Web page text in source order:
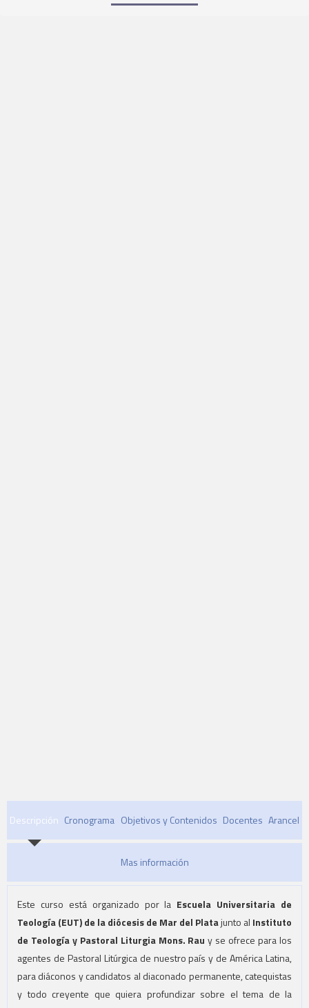
Descripción Cronograma Objetivos y Contenidos Docentes Arancel
Mas información
Este curso está organizado por la Escuela Universitaria de
Teología (EUT) de la diócesis de Mar del Platajunto al Instituto
de Teología y Pastoral Liturgia Mons. Rau y se ofrece para los
agentes de Pastoral Litúrgica de nuestro país y de América Latina,
para diáconos y candidatos al diaconado permanente, catequistas
y todo creyente que quiera profundizar sobre el tema de la